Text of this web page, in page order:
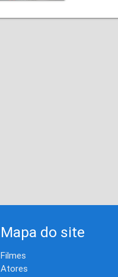
Mapa do site
Filmes
Atores